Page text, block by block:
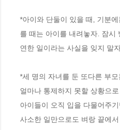
*아이와 단둘이 있을 때, 기분
를 때는 아이를 내려놓자. 잠시
연한 일이라는 사실을 잊지 말
*세 명의 자녀를 둔 또다른 부
얼마나 통제하지 못할 상황으
아이들이 오직 입을 다물어주
사소한 일만으로도 벼랑 끝에